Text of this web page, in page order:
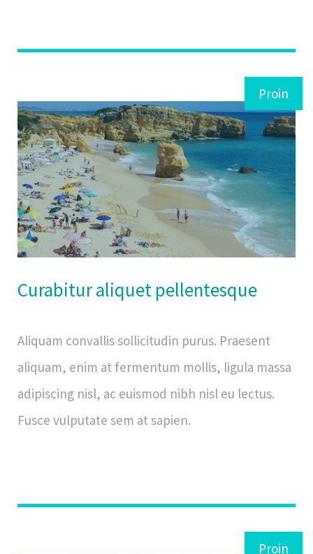
Proin
Curabitur aliquet pellentesque
Aliquam convallis sollicitudin purus. Praesent
aliquam, enim at fermentum mollis, ligula massa
adipiscing nisl, ac euismod nibh nisl eu lectus.
Fusce vulputate sem at sapien.
Proin